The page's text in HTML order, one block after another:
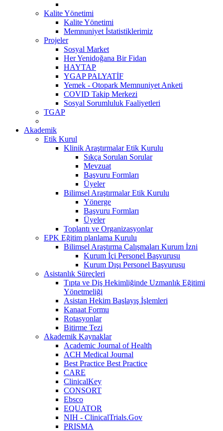
Kalite Yönetimi
Kalite Yönetimi
Memnuniyet İstatistiklerimiz
Projeler
Sosyal Market
Her Yenidoğana Bir Fidan
HAYTAP
YGAP PALYATİF
Yemek - Otopark Memnuniyet Anketi
COVID Takip Merkezi
Sosyal Sorumluluk Faaliyetleri
TGAP
Akademik
Etik Kurul
Klinik Araştırmalar Etik Kurulu
Sıkça Sorulan Sorular
Mevzuat
Başvuru Formları
Üyeler
Bilimsel Araştırmalar Etik Kurulu
Yönerge
Başvuru Formları
Üyeler
Toplantı ve Organizasyonlar
EPK Eğitim planlama Kurulu
Bilimsel Araştırma Çalışmaları Kurum İzni
Kurum İçi Personel Başvurusu
Kurum Dışı Personel Başvurusu
Asistanlık Süreçleri
Tıpta ve Diş Hekimliğinde Uzmanlık Eğitimi
Yönetmeliği
Asistan Hekim Başlayış İşlemleri
Kanaat Formu
Rotasyonlar
Bitirme Tezi
Akademik Kaynaklar
Academic Journal of Health
ACH Medical Journal
Best Practice Best Practice
CARE
ClinicalKey
CONSORT
Ebsco
EQUATOR
NIH - ClinicalTrials.Gov
PRISMA